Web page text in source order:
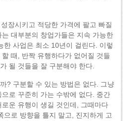
장시키고 적당한 가격에 팔고 빠질
대부분의 창업가들은 지속 가능한
한 사업은 최소 10년이 걸린다. 이렇
때, 반짝 유행하다가 없어질 것들
될 것들을 잘 구분해야 한다.
? 구분할 수 있는 방법은 없다. 그냥
로 꾸준히 가는 수밖에 없다. 중간
운 유행이 생길 것인데, 그때마다
으로 방향을 틀지 말고, 진지하게 고